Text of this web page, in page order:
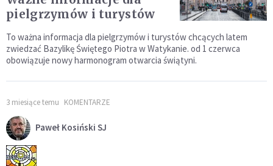
pielgrzymów i turystów
To ważna informacja dla pielgrzymów i turystów chcących latem
zwiedzać Bazylikę Świętego Piotra w Watykanie. od 1 czerwca
obowiązuje nowy harmonogram otwarcia świątyni.
3 miesiące temu KOMENTARZE
Paweł Kosiński SJ